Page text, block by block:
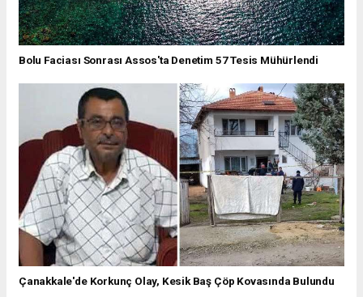
Bolu Faciası Sonrası Assos'ta Denetim 57 Tesis Mühürlendi
Çanakkale'de Korkunç Olay, Kesik Baş Çöp Kovasında Bulundu